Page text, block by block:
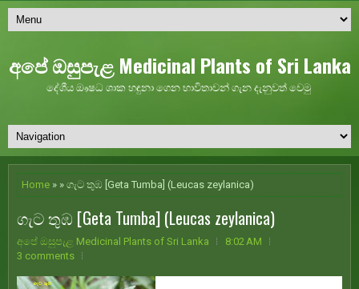
අපේ ඔසුපැළ Medicinal Plants of Sri Lanka
දේශීය ඖෂධ ශාක හඳුනා ගෙන භාවිතාවන් ගැන දැනුවත් වෙමු
Home » » ගැට තුඹ [Geta Tumba] (Leucas zeylanica)
ගැට තුඹ [Geta Tumba] (Leucas zeylanica)
අපේ ඔසුපැළ Medicinal Plants of Sri Lanka
8:02 AM
3 comments